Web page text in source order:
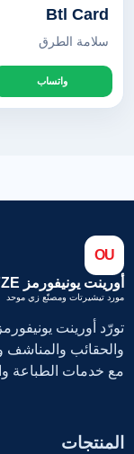
Btl Card
سلامة الطرق
واتساب
OU
أورينت يونيفورمز FZE
مورد تيشيرتات ومصنّع زي موحد
والحقائب والمناشف
مع خدمات الطباعة
المنتجات